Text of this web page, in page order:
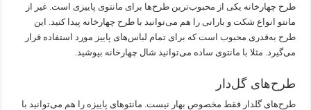
طرح چهارخانه یکی از محبوب‌ترین طرح‌ها برای مانتوی پاییزی است. غیر از
مانتو انواع شکت و بارانی را هم می‌توانید با طرح چهارخانه پیدا کنید. این
طرح به‌قدری محبوب است که برای تمام لباس‌های پاییز مورد استفاده قرار
می‌گیرد. مثلا با مانتوی ساده می‌توانید شال چهارخانه بپوشید.
طرح‌های گل‌دار
طرح‌های گلدار فقط مخصوص بهار نیست. مانتوهای پاییزه را هم می‌توانید با